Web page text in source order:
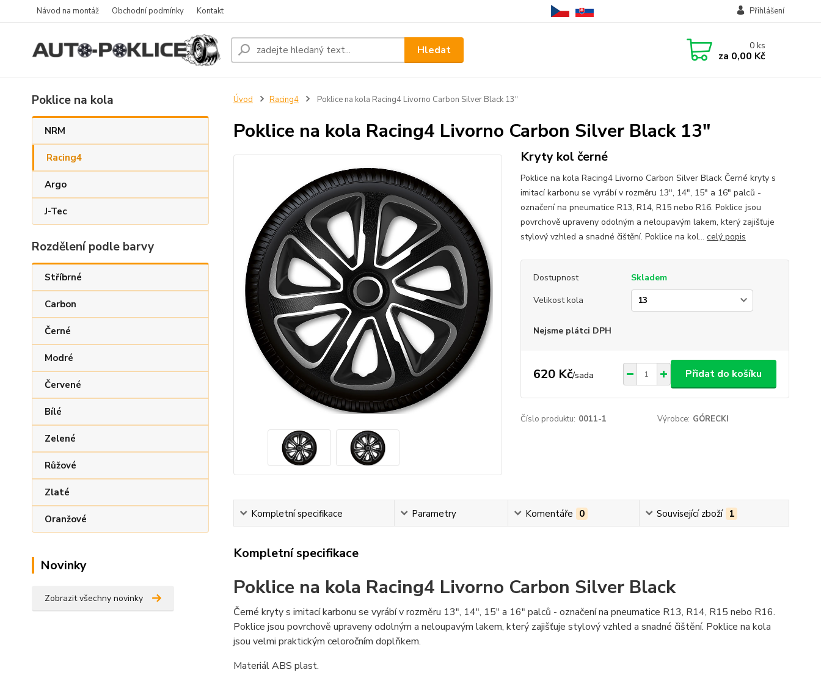
Návod na montáž Obchodní podmínky Kontakt Přihlášení
Hledat 0ks
za 0,00 Kč
Poklice na kola
NRM
Racing4
Argo
J-Tec
Rozdělení podle barvy
Stříbrné
Carbon
Černé
Modré
Červené
Bílé
Zelené
Růžové
Zlaté
Oranžové
Novinky
Zobrazit všechny novinky
Úvod Racing4 Poklice na kola Racing4 Livorno Carbon Silver Black 13"
Poklice na kola Racing4 Livorno Carbon Silver Black 13"
Kryty kol černé
Poklice na kola Racing4 Livorno Carbon Silver Black Černé kryty s
imitací karbonu se vyrábí v rozměru 13", 14", 15" a 16" palců -
označení na pneumatice R13, R14, R15 nebo R16. Poklice jsou
povrchově upraveny odolným a neloupavým lakem, který zajišťuje
stylový vzhled a snadné čištění. Poklice na kol... celý popis
Dostupnost
Skladem
Velikost kola
Nejsme plátci DPH
620 Kč/sada Přidat do košíku
Číslo produktu: 0011-1 Výrobce: GÓRECKI
Kompletní specifikace Parametry Komentáře 0 Související zboží 1
Kompletní specifikace
Poklice na kola Racing4 Livorno Carbon Silver Black
Černé kryty s imitací karbonu se vyrábí v rozměru 13", 14", 15" a 16" palců - označení na pneumatice R13, R14, R15 nebo R16.
Poklice jsou povrchově upraveny odolným a neloupavým lakem, který zajišťuje stylový vzhled a snadné čištění. Poklice na kola
jsou velmi praktickým celoročním doplňkem.
Materiál ABS plast.